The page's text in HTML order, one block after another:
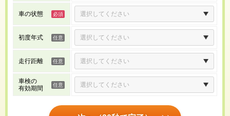
車の状態
初度年式
走行距離
車検の
有効期間